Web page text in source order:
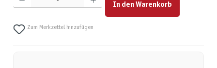
In den Warenkorb
Zum Merkzettel hinzufügen